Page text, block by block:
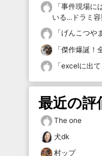
「事件現場に
いる...ドラミ
「げんこつや
「傑作爆誕！
「excelに出て
最近の評
The one
犬dk
村ップ